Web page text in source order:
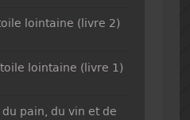
lointaine (livre 2)
lointaine (livre 1)
pain, du vin et de